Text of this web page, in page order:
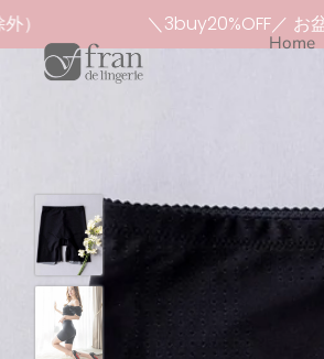
Skip
to
content
＼3buy20%OFF／ お盆限定
Home